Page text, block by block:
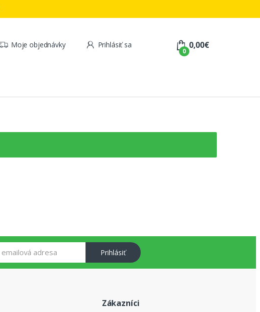
Moje objednávky Prihlásiť sa
0
0,00€
Prihlásiť
Zákazníci